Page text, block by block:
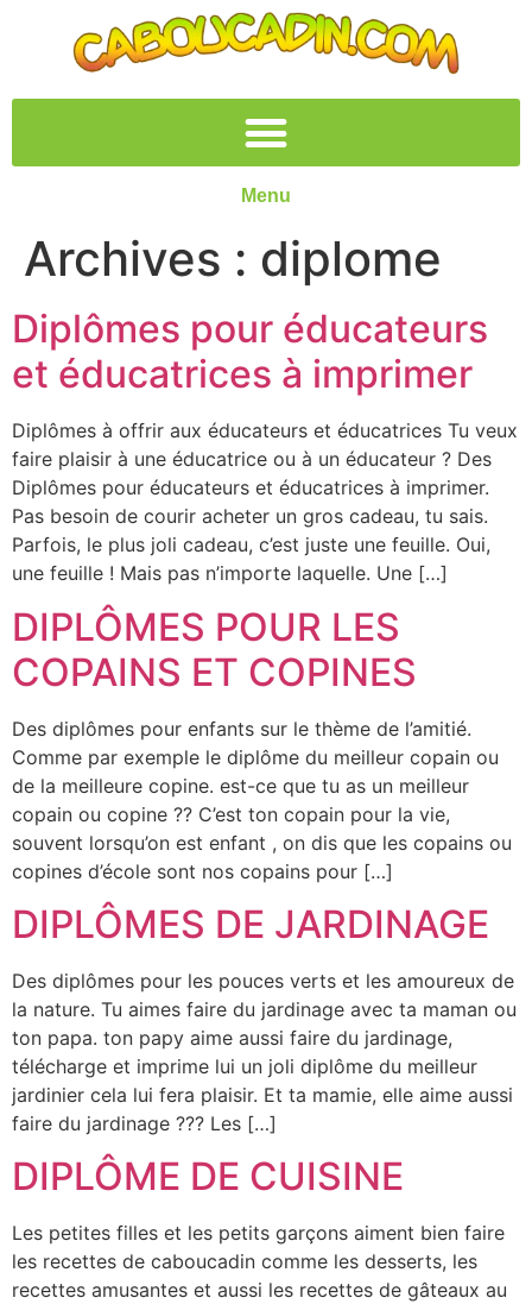
Menu
Archives : diplome
Diplômes pour éducateurs
et éducatrices à imprimer
Diplômes à offrir aux éducateurs et éducatrices Tu veux
faire plaisir à une éducatrice ou à un éducateur ? Des
Diplômes pour éducateurs et éducatrices à imprimer.
Pas besoin de courir acheter un gros cadeau, tu sais.
Parfois, le plus joli cadeau, c’est juste une feuille. Oui,
une feuille ! Mais pas n’importe laquelle. Une […]
DIPLÔMES POUR LES
COPAINS ET COPINES
Des diplômes pour enfants sur le thème de l’amitié.
Comme par exemple le diplôme du meilleur copain ou
de la meilleure copine. est-ce que tu as un meilleur
copain ou copine ?? C’est ton copain pour la vie,
souvent lorsqu’on est enfant , on dis que les copains ou
copines d’école sont nos copains pour […]
DIPLÔMES DE JARDINAGE
Des diplômes pour les pouces verts et les amoureux de
la nature. Tu aimes faire du jardinage avec ta maman ou
ton papa. ton papy aime aussi faire du jardinage,
télécharge et imprime lui un joli diplôme du meilleur
jardinier cela lui fera plaisir. Et ta mamie, elle aime aussi
faire du jardinage ??? Les […]
DIPLÔME DE CUISINE
Les petites filles et les petits garçons aiment bien faire
les recettes de caboucadin comme les desserts, les
recettes amusantes et aussi les recettes de gâteaux au